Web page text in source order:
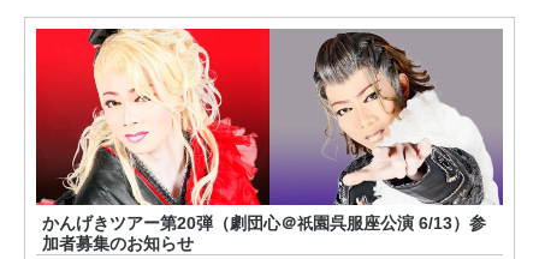
かんげきツアー第20弾（劇団心＠祇園呉服座公演 6/13）参
加者募集のお知らせ